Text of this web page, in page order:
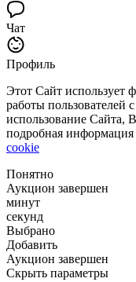
Чат
Профиль
Этот Сайт использует
работы
использование Сайта,
подробная информация
cookie
Понятно
Аукцион завершен
минут
секунд
Выбрано
Добавить
Аукцион завершен
Скрыть параметры